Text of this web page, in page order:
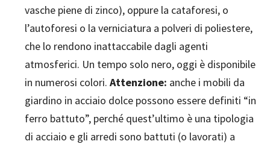
vasche piene di zinco), oppure la cataforesi, o
l’autoforesi o la verniciatura a polveri di poliestere,
che lo rendono inattaccabile dagli agenti
atmosferici. Un tempo solo nero, oggi è disponibile
in numerosi colori. Attenzione: anche i mobili da
giardino in acciaio dolce possono essere definiti “in
ferro battuto”, perché quest’ultimo è una tipologia
di acciaio e gli arredi sono battuti (o lavorati) a